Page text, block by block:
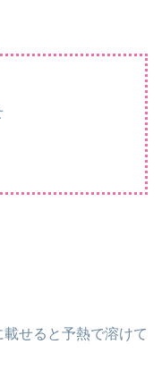
せると予熱で溶けて